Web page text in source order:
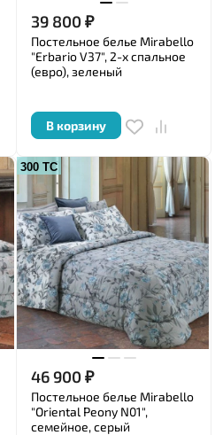
39 800₽
Постельное белье Mirabello
"Erbario V37", 2-х спальное
(евро), зеленый
В корзину
300 ТС
46 900₽
Постельное белье Mirabello
"Oriental Peony N01",
семейное, серый